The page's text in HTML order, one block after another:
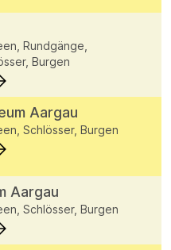
Rundgänge,
Burgen
Aargau
Schlösser, Burgen
Aargau
Schlösser, Burgen